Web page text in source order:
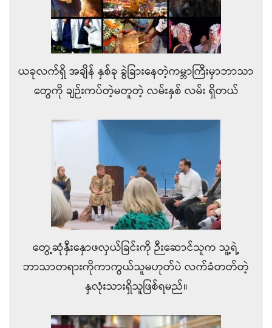
ယခုလက်ရှိ အချိန် နှစ်ခု ခွဲခြားနေတဲ့ကမ္ဘာကြီးမှာဘာသာ
တွေကို ချဉ်းကပ်တဲ့မတူတဲ့ လမ်းနှစ် လမ်း ရှိတယ်
တွေ့ဆုံနှီးနှောဖလှယ်ခြင်းကို ဉီးဆောင်သူက သူ့ရဲ့
ဘာသာတရားကိုကာကွယ်သူမဟုတ်ပဲ လက်ခံတတ်တဲ့
နှလုံးသားရှိသူဖြစ်ရမည်။